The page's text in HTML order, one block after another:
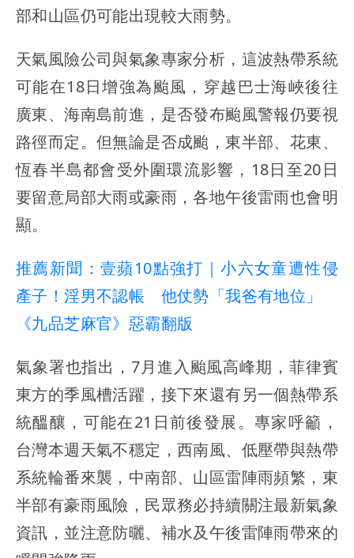
部和山區仍可能出現較大雨勢。
天氣風險公司與氣象專家分析，這波熱帶系統
可能在18日增強為颱風，穿越巴士海峽後往
廣東、海南島前進，是否發布颱風警報仍要視
路徑而定。但無論是否成颱，東半部、花東、
恆春半島都會受外圍環流影響，18日至20日
要留意局部大雨或豪雨，各地午後雷雨也會明
顯。
推薦新聞：壹蘋10點強打｜小六女童遭性侵
產子！淫男不認帳 他仗勢「我爸有地位」
《九品芝麻官》惡霸翻版
氣象署也指出，7月進入颱風高峰期，菲律賓
東方的季風槽活躍，接下來還有另一個熱帶系
統醞釀，可能在21日前後發展。專家呼籲，
台灣本週天氣不穩定，西南風、低壓帶與熱帶
系統輪番來襲，中南部、山區雷陣雨頻繁，東
半部有豪雨風險，民眾務必持續關注最新氣象
資訊，並注意防曬、補水及午後雷陣雨帶來的